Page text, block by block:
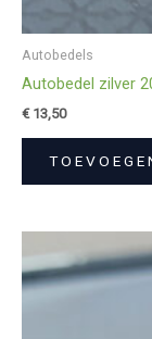
Autobedels
Autobedel zilver
€13,50